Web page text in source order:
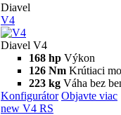
Diavel
V4
Diavel V4
168 hp Výkon
126 Nm Krútiaci
223 kg Váha bez
Konfigurátor Objavte viac
new V4 RS